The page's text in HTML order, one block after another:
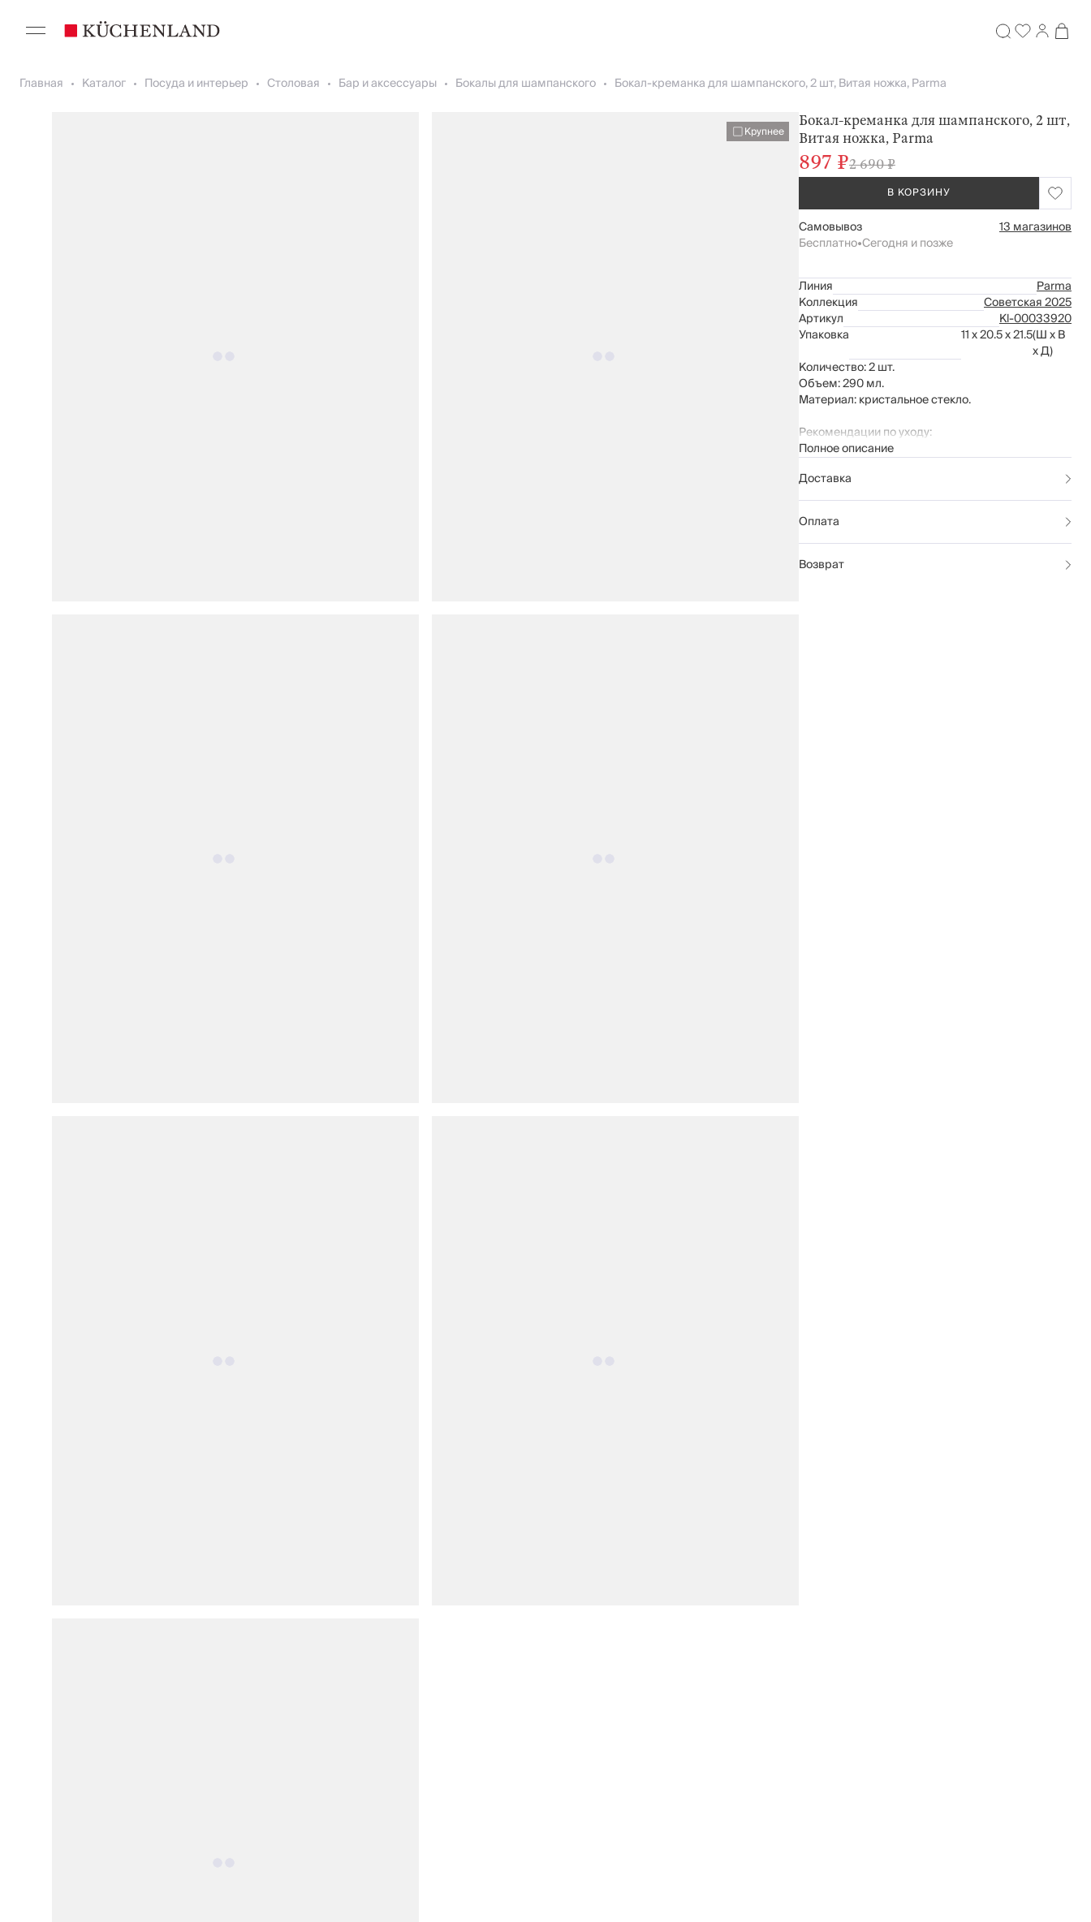
Главная Каталог Посуда и интерьер Столовая Бар и аксессуары Бокалы для шампанского Бокал-креманка для шампанского, 2 шт, Витая ножка, Parma
Крупнее
Бокал-креманка для шампанского, 2 шт,
Витая ножка, Parma
897 ₽2 690 ₽
В КОРЗИНУ
Самовывоз
13 магазинов
Бесплатно•Сегодня и позже
Линия
Parma
Коллекция
Советская 2025
Артикул
Kl-00033920
Упаковка
11 x 20.5 x 21.5(Ш x В
x Д)
Количество: 2 шт.
Объем: 290 мл.
Материал: кристальное стекло.
Рекомендации по уходу:
мыть вручную с применением мягких
не использовать для ухода абразивные
чистящие средства и жесткие губки
можно мыть в посудомоечной машине на
Полное описание
Доставка
Оплата
Возврат